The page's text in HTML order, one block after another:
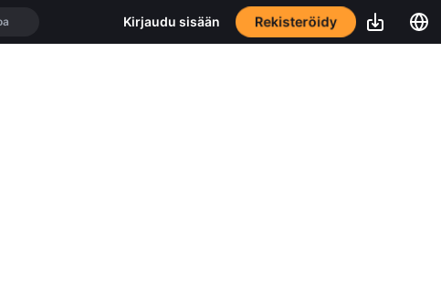
Kirjaudu sisään Rekisteröidy